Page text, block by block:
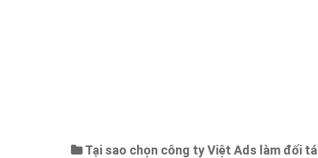
Tại sao chọn công ty Việt Ads làm đối